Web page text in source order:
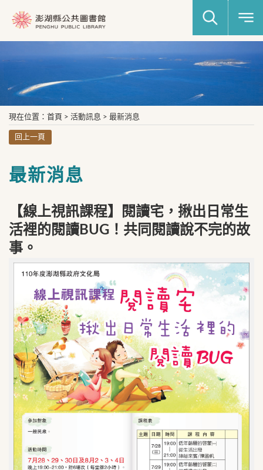
現在位置 ： 首頁 > 活動訊息 > 最新消息
回上一頁
最新消息
【線上視訊課程】閱讀宅，揪出日常生
活裡的閱讀BUG！共同閱讀說不完的故
事。